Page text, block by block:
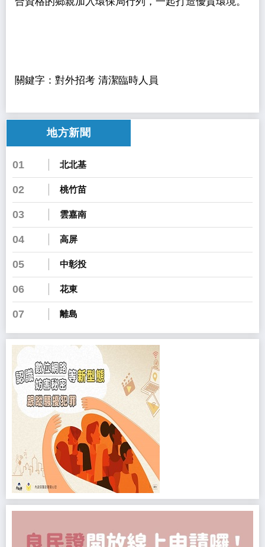
關鍵字：對外招考 清潔臨時人員
地方新聞
01 北北基
02 桃竹苗
03 雲嘉南
04 高屏
05 中彰投
06 花東
07 離島